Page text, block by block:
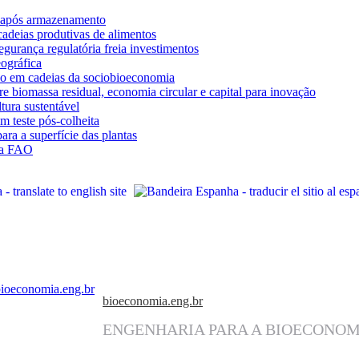
armazenamento
produtivas de alimentos
regulatória freia investimentos
em cadeias da sociobioeconomia
biomassa residual, economia circular e capital para inovação
sustentável
teste pós-colheita
a superfície das plantas
FAO
bioeconomia.eng.br
ENGENHARIA PARA A